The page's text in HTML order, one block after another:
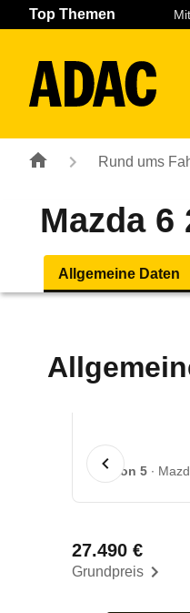
Navigation Seiteninhalt
Top Themen
Rund ums
Mazda 6
Allgemeine Daten
1 von 5
Grundpreis
27.490 €